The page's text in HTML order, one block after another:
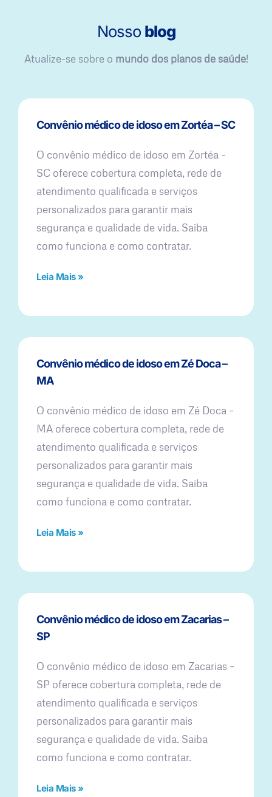
Nosso blog
Atualize-se sobre o mundo dos planos de saúde!
Convênio médico de idoso em Zortéa – SC
O convênio médico de idoso em Zortéa –
SC oferece cobertura completa, rede de
atendimento qualificada e serviços
personalizados para garantir mais
segurança e qualidade de vida. Saiba
como funciona e como contratar.
Leia Mais »
Convênio médico de idoso em Zé Doca –
MA
O convênio médico de idoso em Zé Doca –
MA oferece cobertura completa, rede de
atendimento qualificada e serviços
personalizados para garantir mais
segurança e qualidade de vida. Saiba
como funciona e como contratar.
Leia Mais »
Convênio médico de idoso em Zacarias –
SP
O convênio médico de idoso em Zacarias –
SP oferece cobertura completa, rede de
atendimento qualificada e serviços
personalizados para garantir mais
segurança e qualidade de vida. Saiba
como funciona e como contratar.
Leia Mais »